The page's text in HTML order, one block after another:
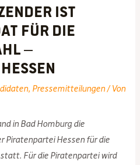
ist
für die
–
, Pressemitteilungen/ Von
in Bad Homburg die
Piratenpartei Hessen für die
Für die Piratenpartei wird